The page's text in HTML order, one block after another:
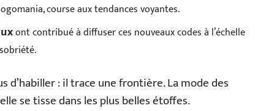
course aux tendances voyantes.
ont contribué à diffuser ces nouveaux codes à l’échelle
d’habiller : il trace une frontière. La mode des
se tisse dans les plus belles étoffes.